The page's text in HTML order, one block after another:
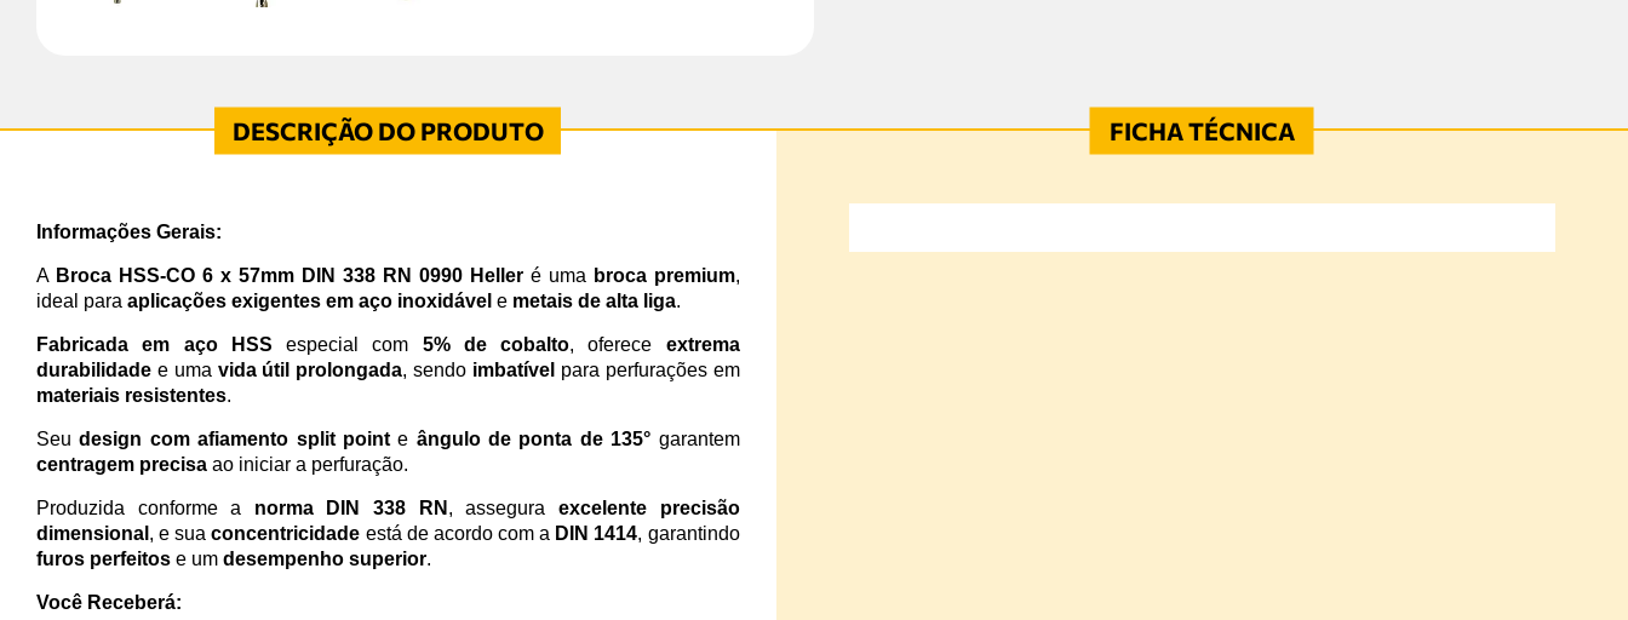
Informações Gerais:
A Broca HSS-CO 6 x 57mm DIN 338 RN 0990 Helleré uma broca premium,
ideal para aplicações exigentes em aço inoxidável e metais de alta liga.
Fabricada em aço HSS especial com 5% de cobalto, oferece extrema
durabilidade e uma vida útil prolongada, sendo imbatível para perfurações em
materiais resistentes.
Seudesign com afiamento split pointe ângulo de ponta de 135° garantem
centragem precisa ao iniciar a perfuração.
Produzida conforme a norma DIN 338 RN , assegura excelente precisão
dimensional , e suaconcentricidade está de acordo com a DIN 1414, garantindo
furos perfeitos e um desempenho superior.
Você Receberá: